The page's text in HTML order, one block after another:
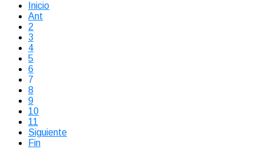
Inicio
Ant
2
3
4
5
6
7
8
9
10
11
Siguiente
Fin